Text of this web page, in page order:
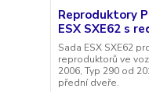
Reproduktory
ESX SXE62 s
Sada ESX SXE62
reproduktorů ve
2006, Typ 290 od
přední dveře.